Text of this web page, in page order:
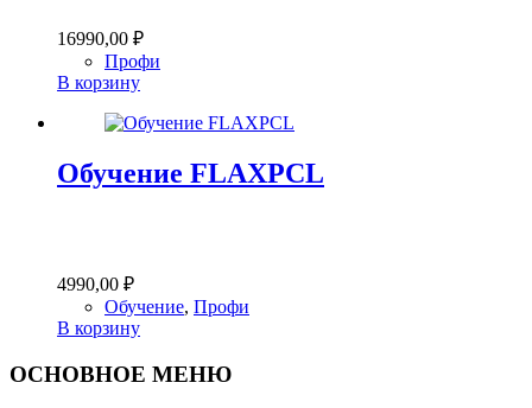
16990,00 ₽
Профи
В корзину
Обучение FLAXPCL
4990,00 ₽
Обучение, Профи
В корзину
ОСНОВНОЕ МЕНЮ